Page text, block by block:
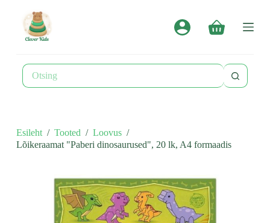
n
Shopping
No
results
Esileht / Tooted / Loovus /
Lõikeraamat "Paberi dinosaurused", 20 lk, A4 formaadis